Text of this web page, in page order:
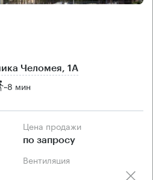
Челомея, 1А
~8 мин
Цена продажи
по запросу
Вентиляция